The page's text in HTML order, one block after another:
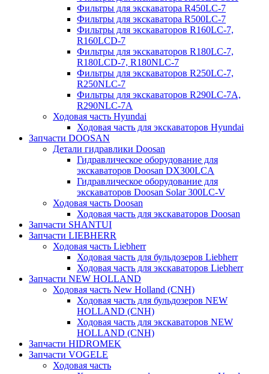
Фильтры для экскаватора R450LC-7
Фильтры для экскаватора R500LC-7
Фильтры для экскаваторов R160LC-7,
R160LCD-7
Фильтры для экскаваторов R180LC-7,
R180LCD-7, R180NLC-7
Фильтры для экскаваторов R250LC-7,
R250NLC-7
Фильтры для экскаваторов R290LC-7A,
R290NLC-7A
Ходовая часть Hyundai
Ходовая часть для экскаваторов Hyundai
Запчасти DOOSAN
Детали гидравлики Doosan
Гидравлическое оборудование для
экскаваторов Doosan DX300LCA
Гидравлическое оборудование для
экскаваторов Doosan Solar 300LC-V
Ходовая часть Doosan
Ходовая часть для экскаваторов Doosan
Запчасти SHANTUI
Запчасти LIEBHERR
Ходовая часть Liebherr
Ходовая часть для бульдозеров Liebherr
Ходовая часть для экскаваторов Liebherr
Запчасти NEW HOLLAND
Ходовая часть New Holland (CNH)
Ходовая часть для бульдозеров NEW
HOLLAND (CNH)
Ходовая часть для экскаваторов NEW
HOLLAND (CNH)
Запчасти HIDROMEK
Запчасти VOGELE
Ходовая часть